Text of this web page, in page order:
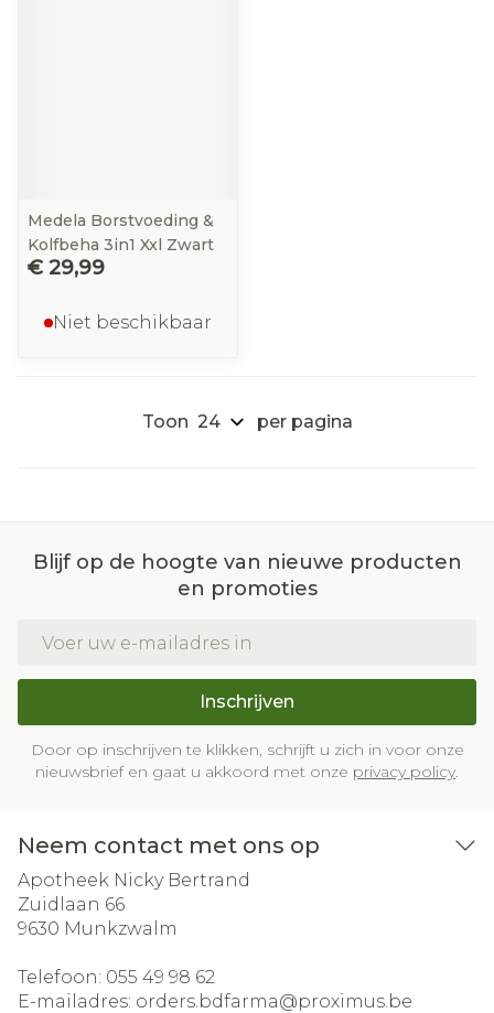
Medela Borstvoeding &
Kolfbeha 3in1 Xxl Zwart
€ 29,99
Niet beschikbaar
Toon per pagina
Blijf op de hoogte van nieuwe producten
en promoties
Inschrijven
Door op inschrijven te klikken, schrijft u zich in voor onze
nieuwsbrief en gaat u akkoord met onze privacy policy.
Neem contact met ons op
Apotheek Nicky Bertrand
Zuidlaan 66
9630 Munkzwalm
Telefoon: 055 49 98 62
E-mailadres: orders.bdfarma@proximus.be